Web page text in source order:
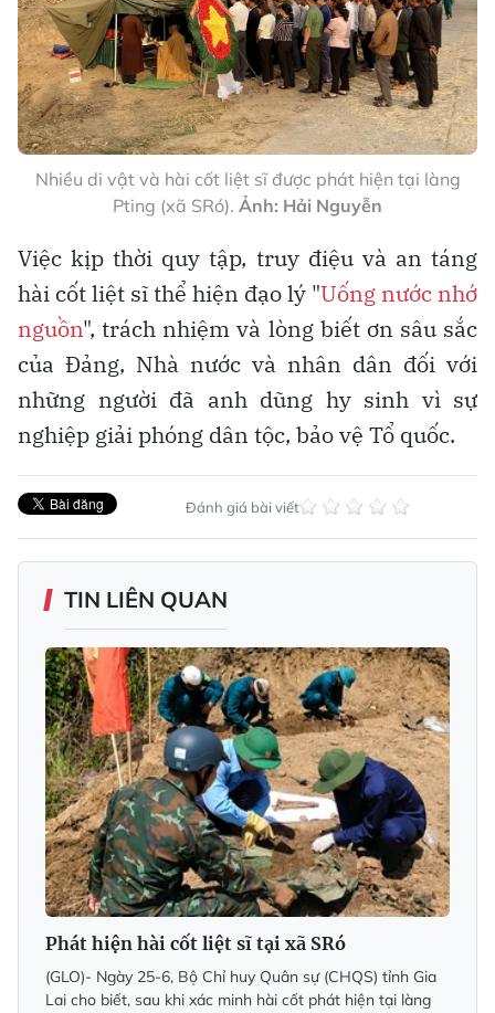
Nhiều di vật và hài cốt liệt sĩ được phát hiện tại làng
Pting (xã SRó). Ảnh: Hải Nguyễn
Việc kịp thời quy tập, truy điệu và an táng
hài cốt liệt sĩ thể hiện đạo lý "Uống nước nhớ
nguồn", trách nhiệm và lòng biết ơn sâu sắc
của Đảng, Nhà nước và nhân dân đối với
những người đã anh dũng hy sinh vì sự
nghiệp giải phóng dân tộc, bảo vệ Tổ quốc.
Đánh giá bài viết
TIN LIÊN QUAN
Phát hiện hài cốt liệt sĩ tại xã SRó
(GLO)- Ngày 25-6, Bộ Chỉ huy Quân sự (CHQS) tỉnh Gia
Lai cho biết, sau khi xác minh hài cốt phát hiện tại làng